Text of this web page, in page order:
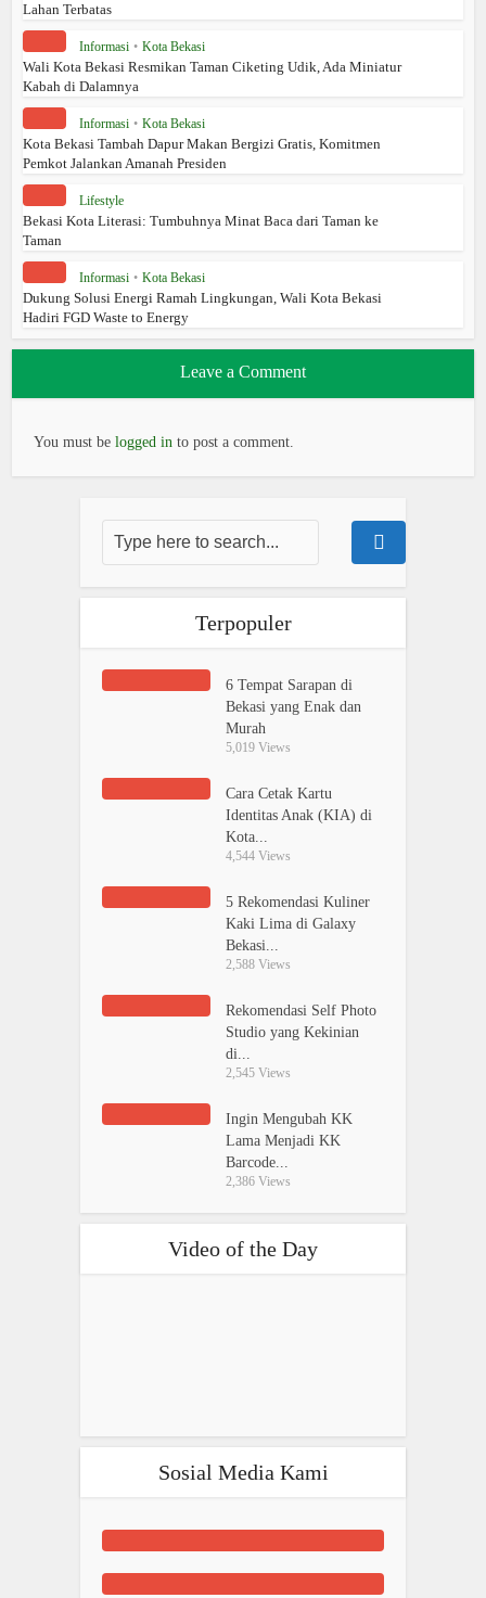
Lahan Terbatas
Informasi • Kota Bekasi
Wali Kota Bekasi Resmikan Taman Ciketing Udik, Ada Miniatur
Kabah di Dalamnya
Informasi • Kota Bekasi
Kota Bekasi Tambah Dapur Makan Bergizi Gratis, Komitmen
Pemkot Jalankan Amanah Presiden
Lifestyle
Bekasi Kota Literasi: Tumbuhnya Minat Baca dari Taman ke
Taman
Informasi • Kota Bekasi
Dukung Solusi Energi Ramah Lingkungan, Wali Kota Bekasi
Hadiri FGD Waste to Energy
Leave a Comment
You must belogged in to post a comment.
Terpopuler
6 Tempat Sarapan di
Bekasi yang Enak dan
Murah
5,019 Views
Cara Cetak Kartu
Identitas Anak (KIA) di
Kota...
4,544 Views
5 Rekomendasi Kuliner
Kaki Lima di Galaxy
Bekasi...
2,588 Views
Rekomendasi Self Photo
Studio yang Kekinian
di...
2,545 Views
Ingin Mengubah KK
Lama Menjadi KK
Barcode...
2,386 Views
Video of the Day
Sosial Media Kami